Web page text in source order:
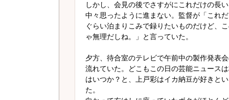
しかし、会見の後でさすがにこれだけの長
中々思ったように進まない。監督が「これ
ぐらい泊まりこみで録りたいものだけど、
ゃ無理だしね。」と言っていた。
夕方、待合室のテレビで午前中の製作発表
流れていた。どこもこの日の芸能ニュース
はいつか？と、上戸彩はイカ納豆が好きと
た。